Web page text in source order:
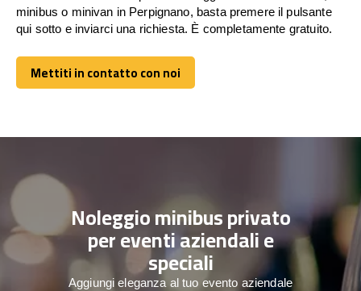
minibus o minivan in Perpignano, basta premere il pulsante
qui sotto e inviarci una richiesta. È completamente gratuito.
Mettiti in contatto con noi
Mettiti in contatto con noi
Noleggio minibus privato
per eventi aziendali e
speciali
Aggiungi eleganza al tuo evento aziendale